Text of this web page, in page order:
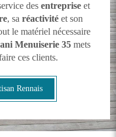
des entrepriseet
, sa réactivité et son
le matériel nécessaire
Menuiserie 35 mets
ces clients.
Rennais